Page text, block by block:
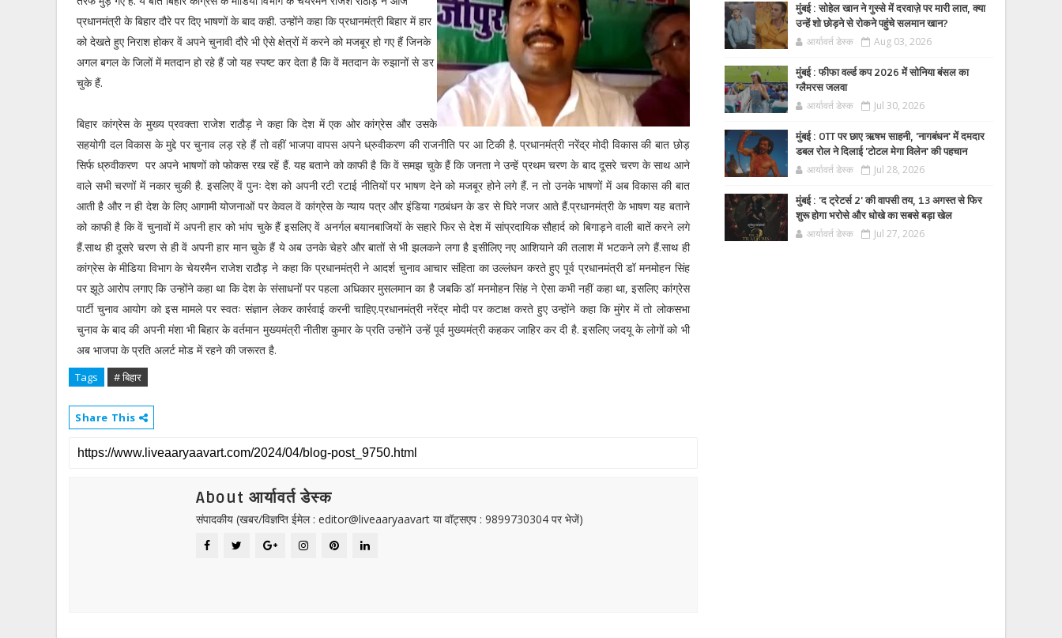
प्रधानमंत्री के बिहार दौरे पर दिए भाषणों के बाद कही. उन्होंने कहा कि प्रधानमंत्री बिहार में हार
को देखते हुए निराश होकर वें अपने चुनावी दौरे भी ऐसे क्षेत्रों में करने को मजबूर हो गए हैं जिनके
अगल बगल के जिलों में मतदान हो रहे हैं जो यह स्पष्ट कर देता है कि वें मतदान के रुझानों से डर
चुके हैं.
बिहार कांग्रेस के मुख्य प्रवक्ता राजेश राठौड़ ने कहा कि देश में एक ओर कांग्रेस और उसके
सहयोगी दल विकास के मुद्दे पर चुनाव लड़ रहे हैं तो वहीं भाजपा वापस अपने ध्रुवीकरण की राजनीति पर आ टिकी है. प्रधानमंत्री नरेंद्र मोदी विकास की बात छोड़
सिर्फ ध्रुवीकरण पर अपने भाषणों को फोकस रख रहें हैं. यह बताने को काफी है कि वें समझ चुके हैं कि जनता ने उन्हें प्रथम चरण के बाद दूसरे चरण के साथ आने
वाले सभी चरणों में नकार चुकी है. इसलिए वें पुनः देश को अपनी रटी रटाई नीतियों पर भाषण देने को मजबूर होने लगे हैं. न तो उनके भाषणों में अब विकास की बात
आती है और न ही देश के लिए आगामी योजनाओं पर केवल वें कांग्रेस के न्याय पत्र और इंडिया गठबंधन के डर से घिरे नजर आते हैं.प्रधानमंत्री के भाषण यह बताने
को काफी है कि वें चुनावों में अपनी हार को भांप चुके हैं इसलिए वें अनर्गल बयानबाजियों के सहारे फिर से देश में सांप्रदायिक सौहार्द को बिगाड़ने वाली बातें करने लगे
हैं.साथ ही दूसरे चरण से ही वें अपनी हार मान चुके हैं ये अब उनके चेहरे और बातों से भी झलकने लगा है इसीलिए नए आशियाने की तलाश में भटकने लगे हैं.साथ ही
कांग्रेस के मीडिया विभाग के चेयरमैन राजेश राठौड़ ने कहा कि प्रधानमंत्री ने आदर्श चुनाव आचार संहिता का उल्लंघन करते हुए पूर्व प्रधानमंत्री डॉ मनमोहन सिंह
पर झूठे आरोप लगाए कि उन्होंने कहा था कि देश के संसाधनों पर पहला अधिकार मुसलमान का है जबकि डॉ मनमोहन सिंह ने ऐसा कभी नहीं कहा था, इसलिए कांग्रेस
पार्टी चुनाव आयोग को इस मामले पर स्वतः संज्ञान लेकर कार्रवाई करनी चाहिए.प्रधानमंत्री नरेंद्र मोदी पर कटाक्ष करते हुए उन्होंने कहा कि मुंगेर में तो लोकसभा
चुनाव के बाद की अपनी मंशा भी बिहार के वर्तमान मुख्यमंत्री नीतीश कुमार के प्रति उन्होंने उन्हें पूर्व मुख्यमंत्री कहकर जाहिर कर दी है. इसलिए जदयू के लोगों को भी
अब भाजपा के प्रति अलर्ट मोड में रहने की जरूरत है.
Tags # बिहार
Share This
About आर्यावर्त डेस्क
संपादकीय (खबर/विज्ञप्ति ईमेल : editor@liveaaryaavart या वॉट्सएप : 9899730304 पर भेजें)
मुंबई : सोहेल खान ने गुस्से में दरवाज़े पर मारी लात, क्या
उन्हें शो छोड़ने से रोकने पहुंचे सलमान खान?
आर्यावर्त डेस्क Aug 03, 2026
मुंबई : फीफा वर्ल्ड कप 2026 में सोनिया बंसल का
ग्लैमरस जलवा
आर्यावर्त डेस्क Jul 30, 2026
मुंबई : OTT पर छाए ऋषभ साहनी, 'नागबंधन' में दमदार
डबल रोल ने दिलाई 'टोटल मेगा विलेन' की पहचान
आर्यावर्त डेस्क Jul 28, 2026
मुंबई : 'द ट्रेटर्स 2' की वापसी तय, 13 अगस्त से फिर
शुरू होगा भरोसे और धोखे का सबसे बड़ा खेल
आर्यावर्त डेस्क Jul 27, 2026